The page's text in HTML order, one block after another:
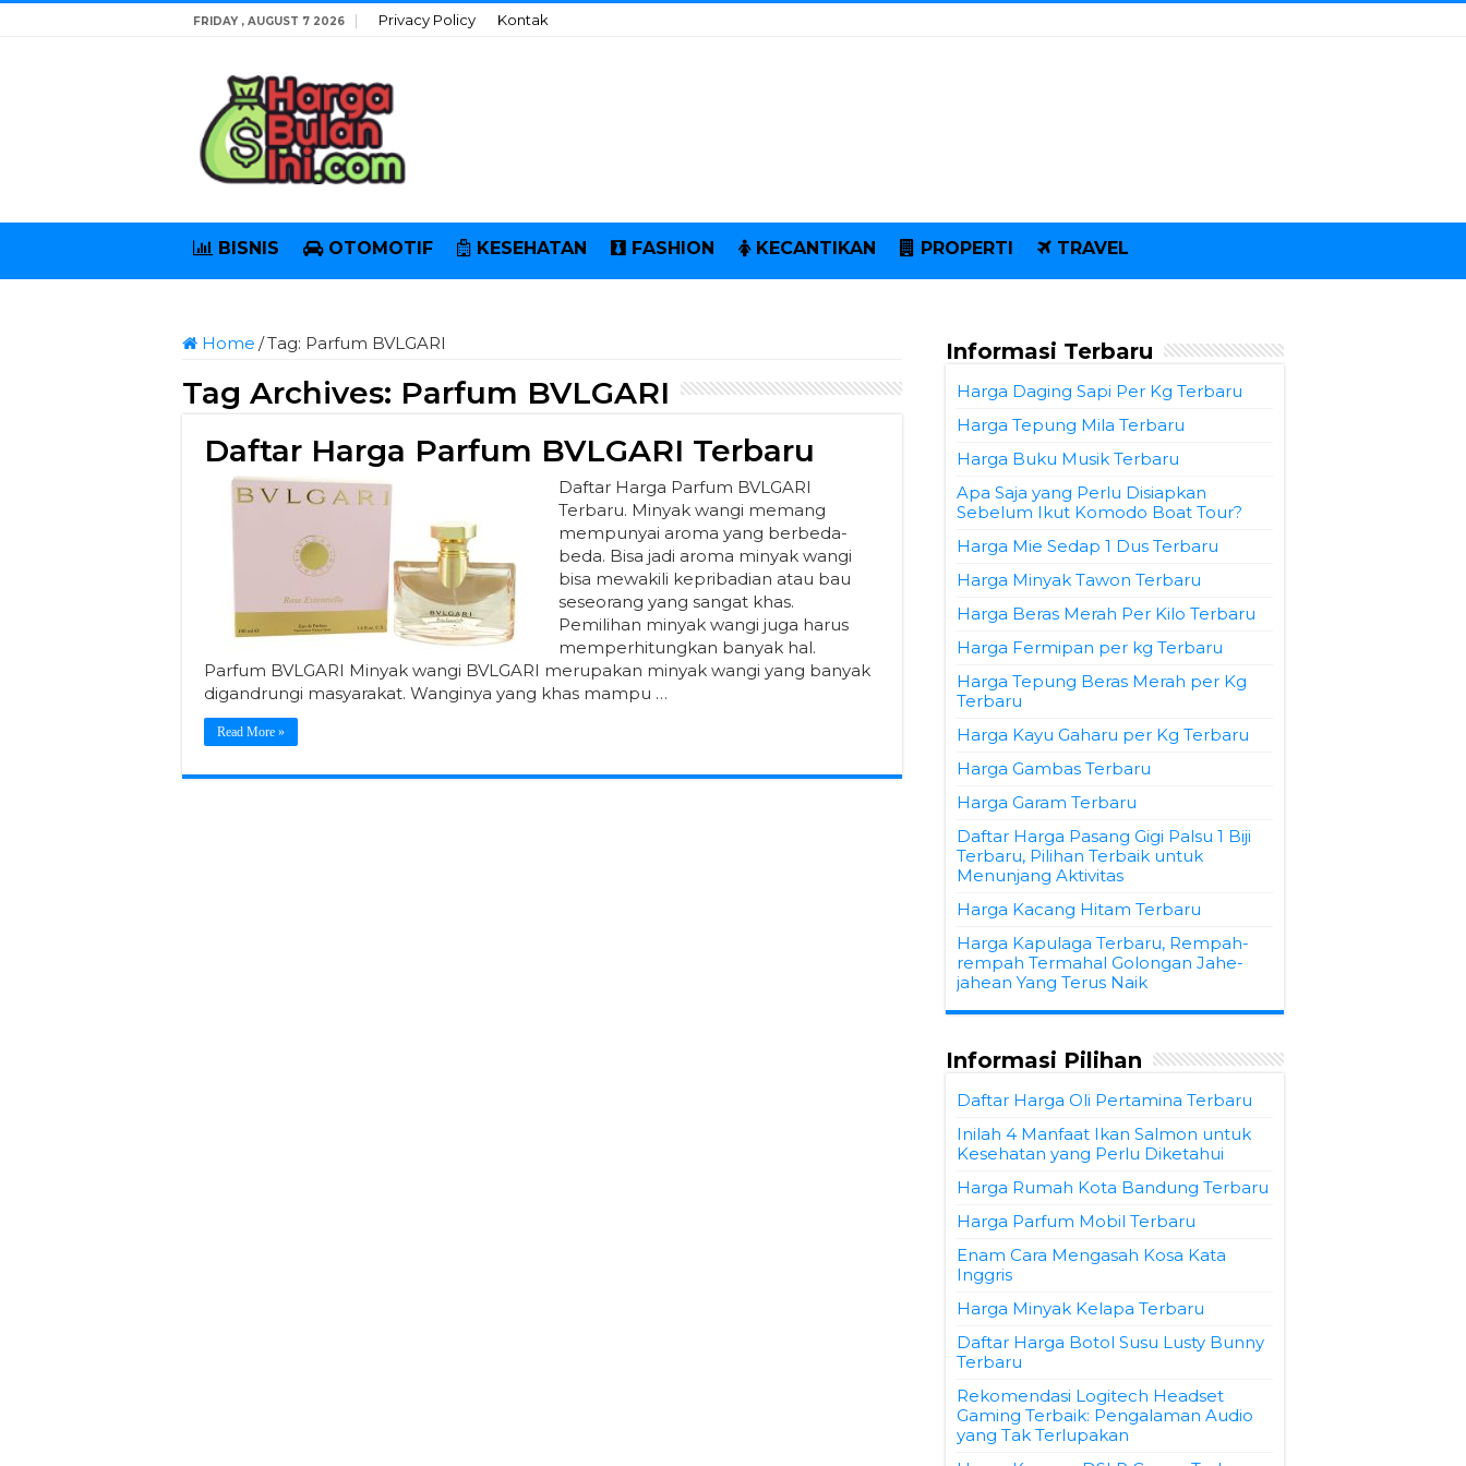
FRIDAY , AUGUST 7 2026 Privacy Policy Kontak
BISNIS OTOMOTIF KESEHATAN FASHION KECANTIKAN PROPERTI TRAVEL
Home /Tag: Parfum BVLGARI
Tag Archives: Parfum BVLGARI
Daftar Harga Parfum BVLGARI Terbaru
Daftar Harga Parfum BVLGARI
Terbaru. Minyak wangi memang
mempunyai aroma yang berbeda-
beda. Bisa jadi aroma minyak wangi
bisa mewakili kepribadian atau bau
seseorang yang sangat khas.
Pemilihan minyak wangi juga harus
memperhitungkan banyak hal.
Parfum BVLGARI Minyak wangi BVLGARI merupakan minyak wangi yang banyak
digandrungi masyarakat. Wanginya yang khas mampu …
Read More »
Informasi Terbaru
Harga Daging Sapi Per Kg Terbaru
Harga Tepung Mila Terbaru
Harga Buku Musik Terbaru
Apa Saja yang Perlu Disiapkan
Sebelum Ikut Komodo Boat Tour?
Harga Mie Sedap 1 Dus Terbaru
Harga Minyak Tawon Terbaru
Harga Beras Merah Per Kilo Terbaru
Harga Fermipan per kg Terbaru
Harga Tepung Beras Merah per Kg
Terbaru
Harga Kayu Gaharu per Kg Terbaru
Harga Gambas Terbaru
Harga Garam Terbaru
Daftar Harga Pasang Gigi Palsu 1 Biji
Terbaru, Pilihan Terbaik untuk
Menunjang Aktivitas
Harga Kacang Hitam Terbaru
Harga Kapulaga Terbaru, Rempah-
rempah Termahal Golongan Jahe-
jahean Yang Terus Naik
Informasi Pilihan
Daftar Harga Oli Pertamina Terbaru
Inilah 4 Manfaat Ikan Salmon untuk
Kesehatan yang Perlu Diketahui
Harga Rumah Kota Bandung Terbaru
Harga Parfum Mobil Terbaru
Enam Cara Mengasah Kosa Kata
Inggris
Harga Minyak Kelapa Terbaru
Daftar Harga Botol Susu Lusty Bunny
Terbaru
Rekomendasi Logitech Headset
Gaming Terbaik: Pengalaman Audio
yang Tak Terlupakan